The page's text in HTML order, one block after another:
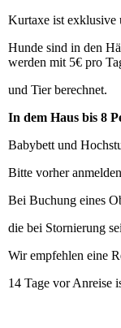
Kurtaxe ist exklusive
Hunde sind in den
werden mit 5€ pro
und Tier berechnet.
In dem Haus bis 8
Babybett und
Bitte vorher
Bei Buchung eines
die bei Stornierung
Wir empfehlen eine
14 Tage vor Anreise